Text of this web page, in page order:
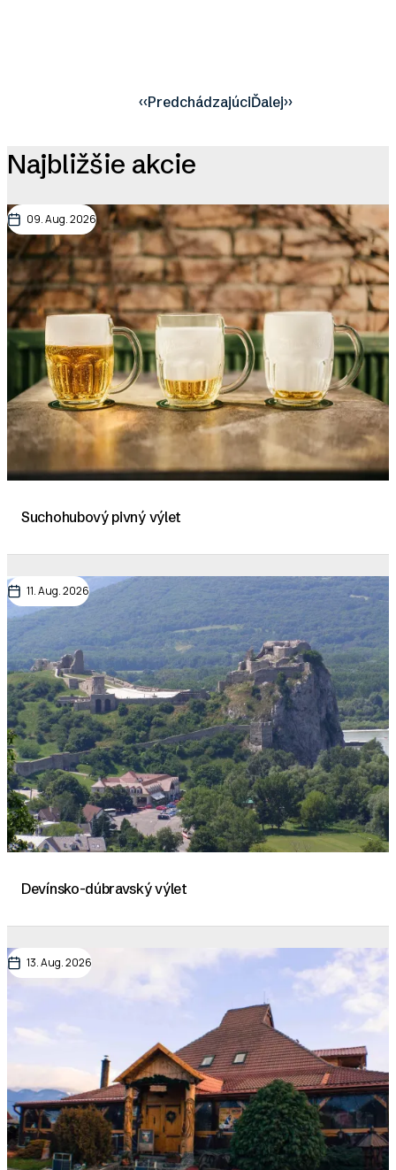
‹‹PredchádzajúciĎalej››
Najbližšie akcie
09. Aug. 2026
Suchohubový pivný výlet
11. Aug. 2026
Devínsko-dúbravský výlet
13. Aug. 2026